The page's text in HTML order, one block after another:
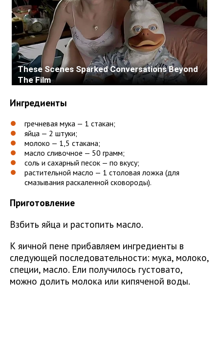
Ингредиенты
гречневая мука — 1 стакан;
яйца — 2 штуки;
молоко — 1,5 стакана;
масло сливочное — 50 грамм;
соль и сахарный песок — по вкусу;
растительной масло — 1 столовая ложка (для
смазывания раскаленной сковороды).
Приготовление
Взбить яйца и растопить масло.
К яичной пене прибавляем ингредиенты в
следующей последовательности: мука, молоко,
специи, масло. Ели получилось густовато,
можно долить молока или кипяченой воды.